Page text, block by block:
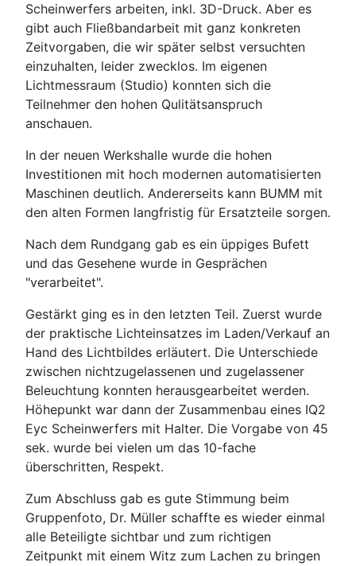
Scheinwerfers arbeiten, inkl. 3D-Druck. Aber es
gibt auch Fließbandarbeit mit ganz konkreten
Zeitvorgaben, die wir später selbst versuchten
einzuhalten, leider zwecklos. Im eigenen
Lichtmessraum (Studio) konnten sich die
Teilnehmer den hohen Qulitätsanspruch
anschauen.
In der neuen Werkshalle wurde die hohen
Investitionen mit hoch modernen automatisierten
Maschinen deutlich. Andererseits kann BUMM mit
den alten Formen langfristig für Ersatzteile sorgen.
Nach dem Rundgang gab es ein üppiges Bufett
und das Gesehene wurde in Gesprächen
"verarbeitet".
Gestärkt ging es in den letzten Teil. Zuerst wurde
der praktische Lichteinsatzes im Laden/Verkauf an
Hand des Lichtbildes erläutert. Die Unterschiede
zwischen nichtzugelassenen und zugelassener
Beleuchtung konnten herausgearbeitet werden.
Höhepunkt war dann der Zusammenbau eines IQ2
Eyc Scheinwerfers mit Halter. Die Vorgabe von 45
sek. wurde bei vielen um das 10-fache
überschritten, Respekt.
Zum Abschluss gab es gute Stimmung beim
Gruppenfoto, Dr. Müller schaffte es wieder einmal
alle Beteiligte sichtbar und zum richtigen
Zeitpunkt mit einem Witz zum Lachen zu bringen